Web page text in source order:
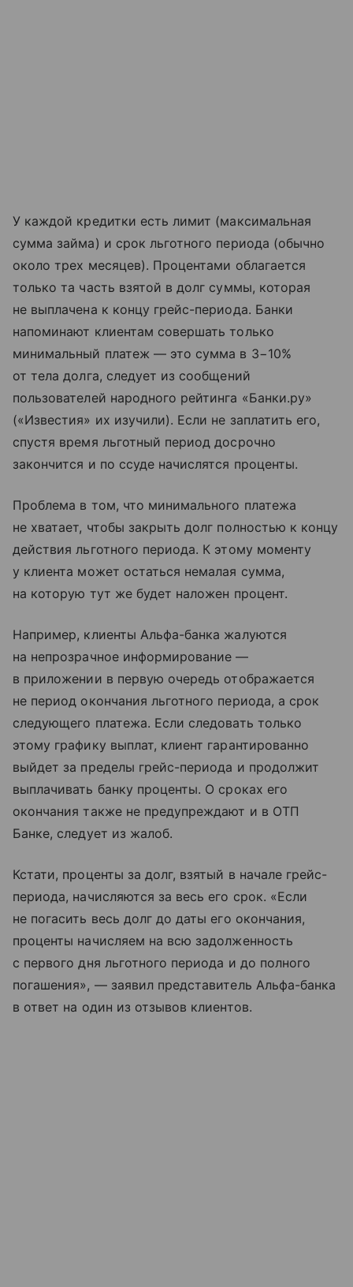
У каждой кредитки есть лимит (максимальная
сумма займа) и срок льготного периода (обычно
около трех месяцев). Процентами облагается
только та часть взятой в долг суммы, которая
не выплачена к концу грейс-периода. Банки
напоминают клиентам совершать только
минимальный платеж — это сумма в 3−10%
от тела долга, следует из сообщений
пользователей народного рейтинга «Банки.ру»
(«Известия» их изучили). Если не заплатить его,
спустя время льготный период досрочно
закончится и по ссуде начислятся проценты.
Проблема в том, что минимального платежа
не хватает, чтобы закрыть долг полностью к концу
действия льготного периода. К этому моменту
у клиента может остаться немалая сумма,
на которую тут же будет наложен процент.
Например, клиенты Альфа-банка жалуются
на непрозрачное информирование —
в приложении в первую очередь отображается
не период окончания льготного периода, а срок
следующего платежа. Если следовать только
этому графику выплат, клиент гарантированно
выйдет за пределы грейс-периода и продолжит
выплачивать банку проценты. О сроках его
окончания также не предупреждают и в ОТП
Банке, следует из жалоб.
Кстати, проценты за долг, взятый в начале грейс-
периода, начисляются за весь его срок. «Если
не погасить весь долг до даты его окончания,
проценты начисляем на всю задолженность
с первого дня льготного периода и до полного
погашения», — заявил представитель Альфа-банка
в ответ на один из отзывов клиентов.